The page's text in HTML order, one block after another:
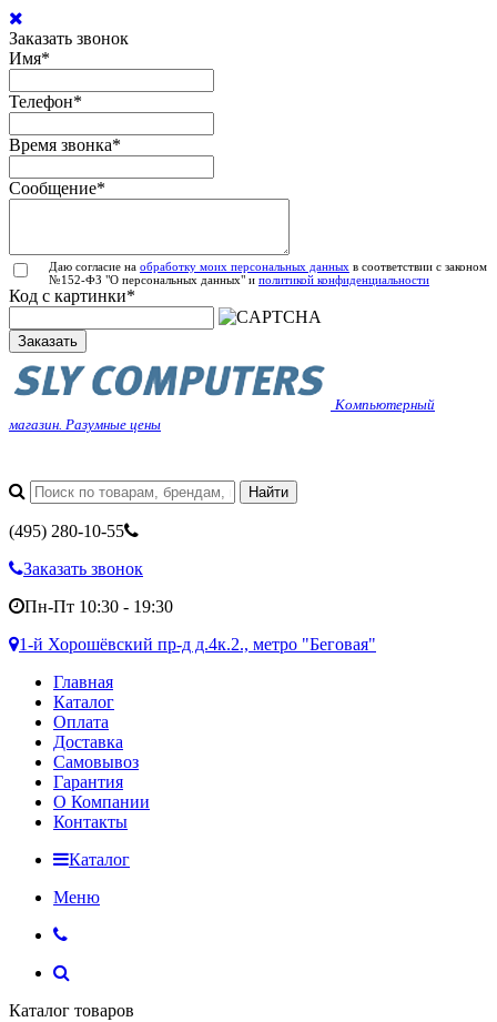
Заказать звонок
Имя*
Телефон*
Время звонка*
Сообщение*
Даю согласие на обработку моих персональных данных в соответствии с законом
№152-ФЗ "О персональных данных" и политикой конфиденциальности
Код с картинки*
Заказать
Компьютерный
магазин. Разумные цены
(495) 280-10-55
Заказать звонок
Пн-Пт 10:30 - 19:30
1-й Хорошёвский пр-д д.4к.2., метро "Беговая"
Главная
Каталог
Оплата
Доставка
Самовывоз
Гарантия
О Компании
Контакты
Каталог
Меню
Каталог товаров